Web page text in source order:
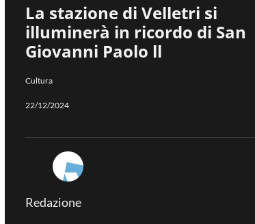
La stazione di Velletri si
illuminerà in ricordo di San
Giovanni Paolo ll
Cultura
22/12/2024
Redazione